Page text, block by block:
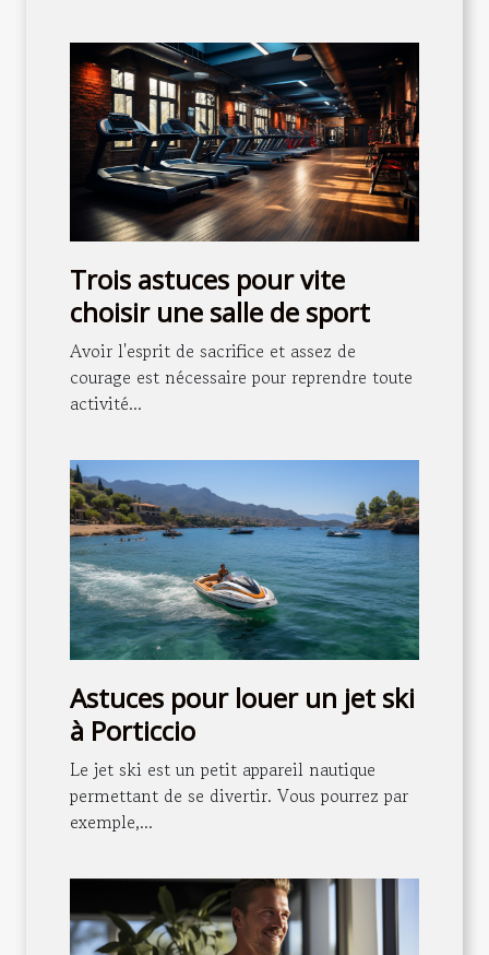
Trois astuces pour vite
choisir une salle de sport
Avoir l'esprit de sacrifice et assez de
courage est nécessaire pour reprendre toute
activité...
Astuces pour louer un jet ski
à Porticcio
Le jet ski est un petit appareil nautique
permettant de se divertir. Vous pourrez par
exemple,...